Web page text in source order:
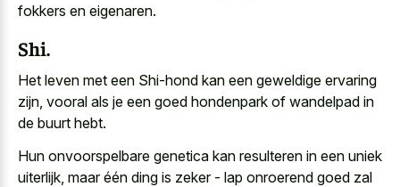
fokkers en eigenaren.
Shi.
Het leven met een Shi-hond kan een geweldige ervaring
zijn, vooral als je een goed hondenpark of wandelpad in
de buurt hebt.
Hun onvoorspelbare genetica kan resulteren in een uniek
uiterlijk, maar één ding is zeker - lap onroerend goed zal